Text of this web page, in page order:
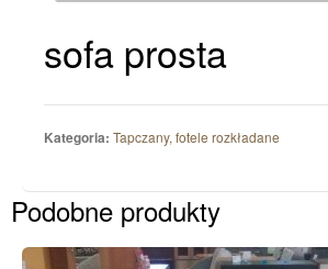
Jak
sofa prosta
Kategoria: Tapczany, fotele rozkładane
Podobne produkty